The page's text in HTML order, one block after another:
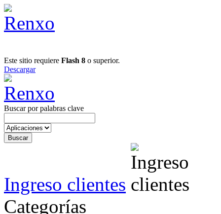
Este sitio requiere Flash 8 o superior.
Descargar
Buscar por palabras clave
Ingreso clientes
Categorías